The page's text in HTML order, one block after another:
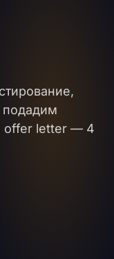
подадим
offer letter — 4